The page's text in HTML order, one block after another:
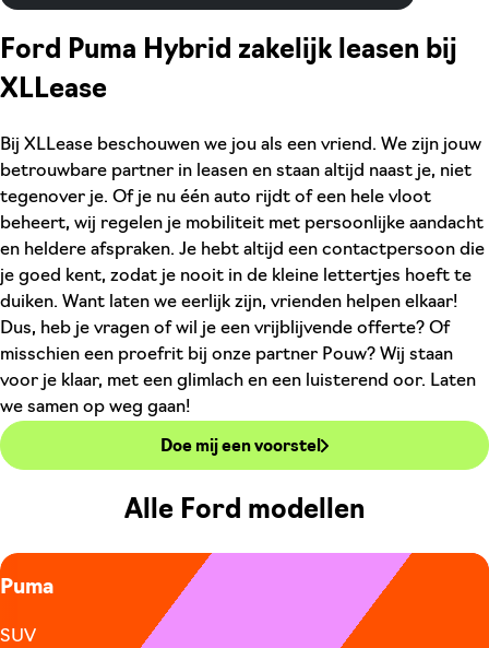
Ford Puma Hybrid zakelijk leasen bij
XLLease
Bij XLLease beschouwen we jou als een vriend. We zijn jouw
betrouwbare partner in leasen en staan altijd naast je, niet
tegenover je. Of je nu één auto rijdt of een hele vloot
beheert, wij regelen je mobiliteit met persoonlijke aandacht
en heldere afspraken. Je hebt altijd een contactpersoon die
je goed kent, zodat je nooit in de kleine lettertjes hoeft te
duiken. Want laten we eerlijk zijn, vrienden helpen elkaar!
Dus, heb je vragen of wil je een vrijblijvende offerte? Of
misschien een proefrit bij onze partner Pouw? Wij staan
voor je klaar, met een glimlach en een luisterend oor. Laten
we samen op weg gaan!
Doe mij een voorstel
Alle Ford modellen
Puma
SUV